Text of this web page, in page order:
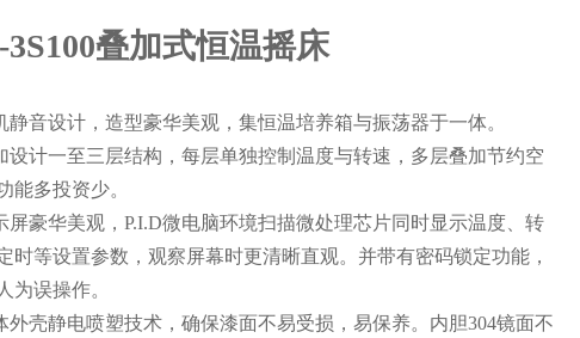
3S100叠加式恒温摇床
静音设计，造型豪华美观，集恒温培养箱与振荡器于一体。
设计一至三层结构，每层单独控制温度与转速，多层叠加节约空
能多投资少。
屏豪华美观，P.I.D微电脑环境扫描微处理芯片同时显示温度、转
时等设置参数，观察屏幕时更清晰直观。并带有密码锁定功能，
为误操作。
外壳静电喷塑技术，确保漆面不易受损，易保养。内胆304镜面不